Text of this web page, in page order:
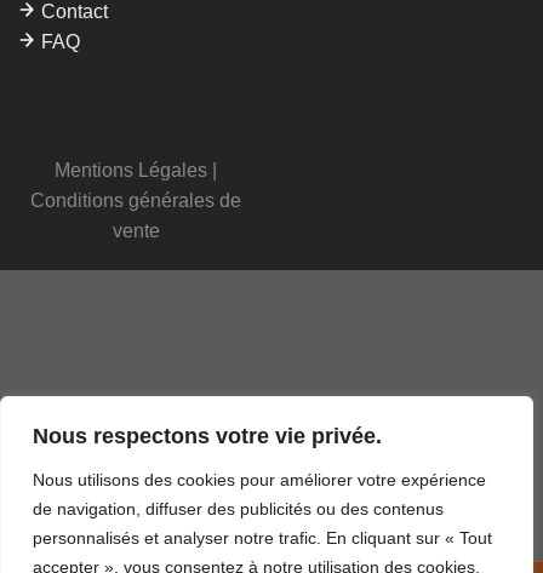
Nous respectons votre vie privée.
Nous utilisons des cookies pour améliorer votre expérience
de navigation, diffuser des publicités ou des contenus
personnalisés et analyser notre trafic. En cliquant sur « Tout
accepter », vous consentez à notre utilisation des cookies.
Contact
FAQ
Mentions Légales
Conditions générales de
vente